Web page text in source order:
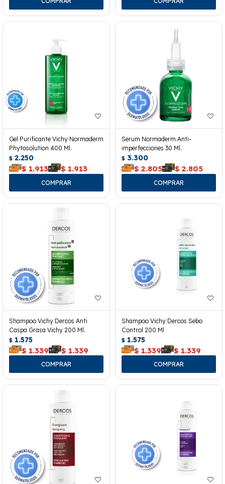
Gel Purificante Vichy Normaderm
Phytosolution 400 Ml.
$ 2.250
$ 1.913 $ 1.913
Serum Normaderm Anti-
imperfecciones 30 Ml.
$ 3.300
$ 2.805 $ 2.805
Shampoo Vichy Dercos Anti
Caspa Grasa Vichy 200 Ml.
$ 1.575
$ 1.339 $ 1.339
Shampoo Vichy Dercos Sebo
Control 200 Ml
$ 1.575
$ 1.339 $ 1.339